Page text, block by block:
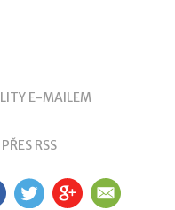
E-MAILEM
RSS
TW GP EM